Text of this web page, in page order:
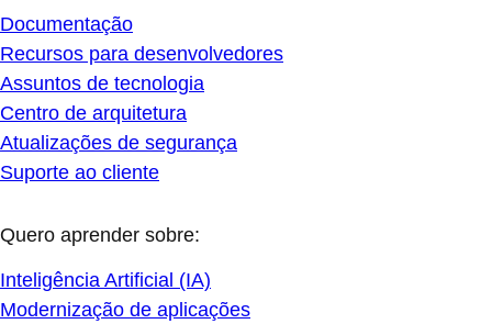
Documentação
Recursos para desenvolvedores
Assuntos de tecnologia
Centro de arquitetura
Atualizações de segurança
Suporte ao cliente
Quero aprender sobre:
Inteligência Artificial (IA)
Modernização de aplicações